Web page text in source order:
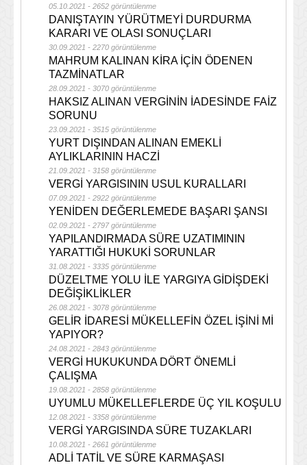
05.10.2021 - 2652 görüntülenme
DANIŞTAYIN YÜRÜTMEYİ DURDURMA
KARARI VE OLASI SONUÇLARI
30.09.2021 - 2270 görüntülenme
MAHRUM KALINAN KİRA İÇİN ÖDENEN
TAZMİNATLAR
28.09.2021 - 3070 görüntülenme
HAKSIZ ALINAN VERGİNİN İADESİNDE FAİZ
SORUNU
23.09.2021 - 3515 görüntülenme
YURT DIŞINDAN ALINAN EMEKLİ
AYLIKLARININ HACZİ
21.09.2021 - 3158 görüntülenme
VERGİ YARGISININ USUL KURALLARI
07.09.2021 - 2922 görüntülenme
YENİDEN DEĞERLEMEDE BAŞARI ŞANSI
02.09.2021 - 2797 görüntülenme
YAPILANDIRMADA SÜRE UZATIMININ
YARATTIĞI HUKUKİ SORUNLAR
31.08.2021 - 3335 görüntülenme
DÜZELTME YOLU İLE YARGIYA GİDİŞDEKİ
DEĞİŞİKLİKLER
26.08.2021 - 3078 görüntülenme
GELİR İDARESİ MÜKELLEFİN ÖZEL İŞİNİ Mİ
YAPIYOR?
24.08.2021 - 2843 görüntülenme
VERGİ HUKUKUNDA DÖRT ÖNEMLİ
ÇALIŞMA
19.08.2021 - 2858 görüntülenme
UYUMLU MÜKELLEFLERDE ÜÇ YIL KOŞULU
12.08.2021 - 3358 görüntülenme
VERGİ YARGISINDA SÜRE TUZAKLARI
10.08.2021 - 2661 görüntülenme
ADLİ TATİL VE SÜRE KARMAŞASI